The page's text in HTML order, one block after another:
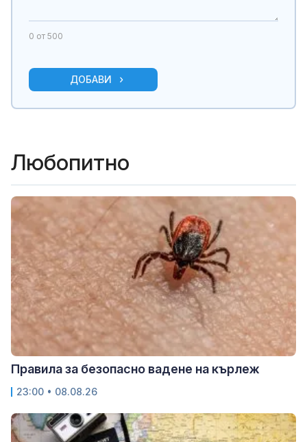
0 от 500
ДОБАВИ
Любопитно
Правила за безопасно вадене на кърлеж
23:00 • 08.08.26